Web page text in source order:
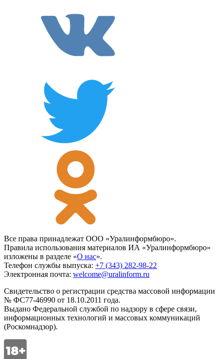
Все права принадлежат ООО «Уралинформбюро».
Правила использования материалов ИА «Уралинформбюро»
изложены в разделе «О нас».
Телефон службы выпуска: +7 (343) 282-98-22
Электронная почта: welcome@uralinform.ru
Свидетельство о регистрации средства массовой информации
№ ФС77-46990 от 18.10.2011 года.
Выдано Федеральной службой по надзору в сфере связи,
информационных технологий и массовых коммуникаций
(Роскомнадзор).